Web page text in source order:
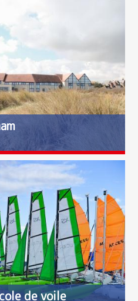
de voile